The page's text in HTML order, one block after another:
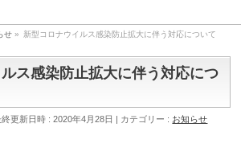
せ » 新型コロナウイルス感染防止拡大に伴う対応について
ス感染防止拡大に伴う対応につ
終更新日時 : 2020年4月28日 カテゴリー : お知らせ